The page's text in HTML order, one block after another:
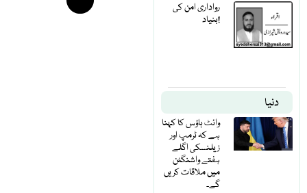
رواداری امن کی
بنیاد!
دنیا
وائٹ ہاؤس کا کہنا
ہے کہ ٹرمپ اور
زیلنسکی اگلے
ہفتے واشنگٹن
میں ملاقات کریں
گے۔